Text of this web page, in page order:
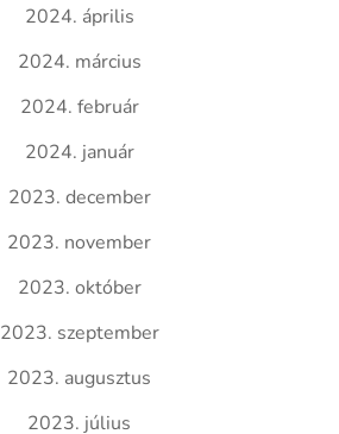
2024. április
2024. március
2024. február
2024. január
2023. december
2023. november
2023. október
2023. szeptember
2023. augusztus
2023. július